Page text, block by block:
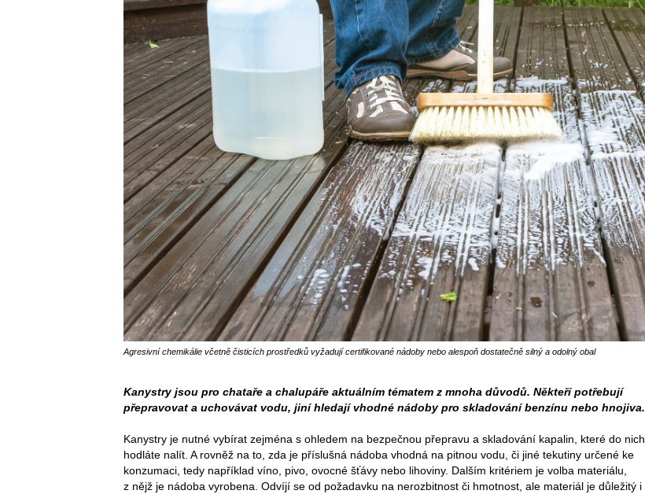
Agresivní chemikálie včetně čisticích prostředků vyžadují certifikované nádoby nebo alespoň dostatečně silný a odolný obal
Kanystry jsou pro chataře a chalupáře aktuálním tématem z mnoha důvodů. Někteří potřebují
přepravovat a uchovávat vodu, jiní hledají vhodné nádoby pro skladování benzínu nebo hnojiva.
Kanystry je nutné vybírat zejména s ohledem na bezpečnou přepravu a skladování kapalin, které do nich
hodláte nalít. A rovněž na to, zda je příslušná nádoba vhodná na pitnou vodu, či jiné tekutiny určené ke
konzumaci, tedy například víno, pivo, ovocné šťávy nebo lihoviny. Dalším kritériem je volba materiálu,
z nějž je nádoba vyrobena. Odvíjí se od požadavku na nerozbitnost či hmotnost, ale materiál je důležitý i